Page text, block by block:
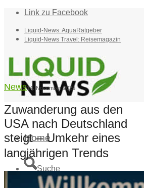
Link zu Facebook
Liquid-News: AquaRatgeber
Liquid-News Travel: Reisemagazin
Home
Suche
News14. November 2025
Zuwanderung aus den
USA nach Deutschland
steigt – Umkehr eines
langjährigen Trends